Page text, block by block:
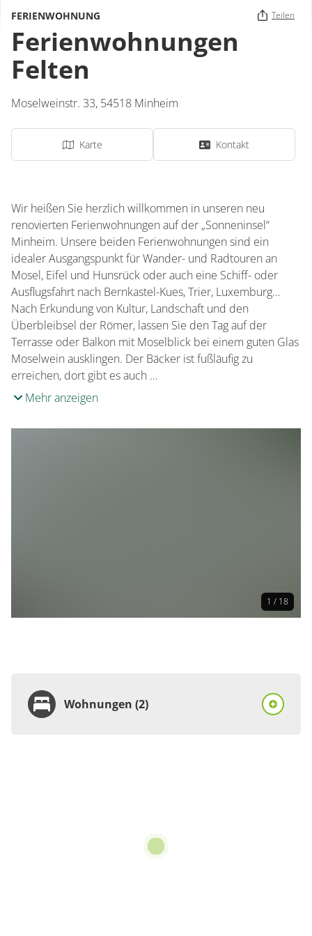
FERIENWOHNUNG Teilen
Ferienwohnungen
Felten
Moselweinstr. 33, 54518 Minheim
Karte Kontakt
Wir heißen Sie herzlich willkommen in unseren neu
renovierten Ferienwohnungen auf der „Sonneninsel“
Minheim. Unsere beiden Ferienwohnungen sind ein
idealer Ausgangspunkt für Wander- und Radtouren an
Mosel, Eifel und Hunsrück oder auch eine Schiff- oder
Ausflugsfahrt nach Bernkastel-Kues, Trier, Luxemburg…
Nach Erkundung von Kultur, Landschaft und den
Überbleibsel der Römer, lassen Sie den Tag auf der
Terrasse oder Balkon mit Moselblick bei einem guten Glas
Moselwein ausklingen. Der Bäcker ist fußläufig zu
erreichen, dort gibt es auch …
Mehr anzeigen
1 / 18
Wohnungen (2)
pro Einheit/Nacht